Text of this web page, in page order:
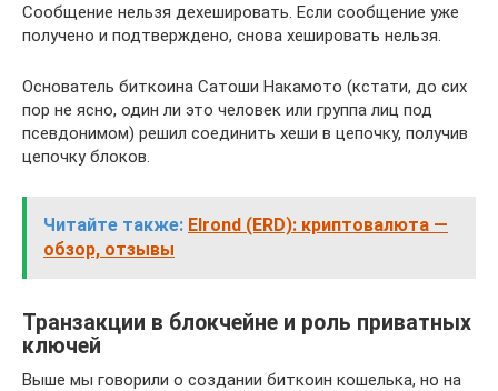
Сообщение нельзя дехешировать. Если сообщение уже
получено и подтверждено, снова хешировать нельзя.
Основатель биткоина Сатоши Накамото (кстати, до сих
пор не ясно, один ли это человек или группа лиц под
псевдонимом) решил соединить хеши в цепочку, получив
цепочку блоков.
Читайте также: Elrond (ERD): криптовалюта —
обзор, отзывы
Транзакции в блокчейне и роль приватных
ключей
Выше мы говорили о создании биткоин кошелька, но на